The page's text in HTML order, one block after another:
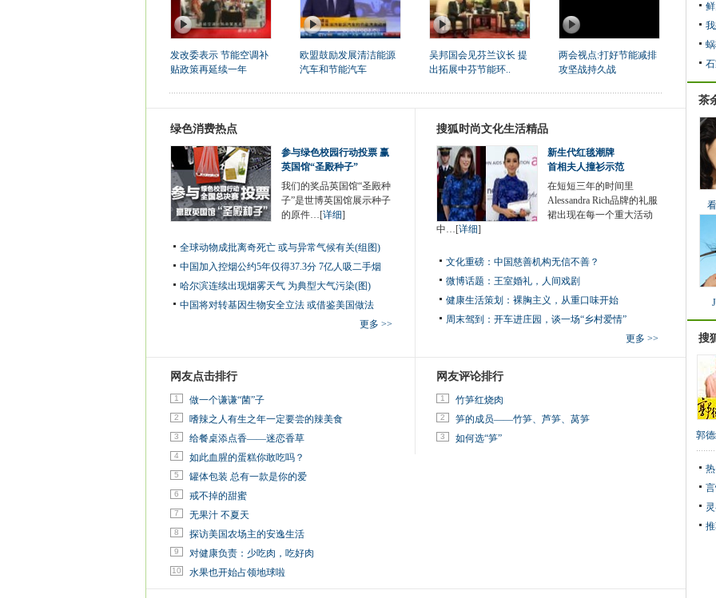
发改委表示 节能空调补
贴政策再延续一年
欧盟鼓励发展清洁能源
汽车和节能汽车
吴邦国会见芬兰议长 提
出拓展中芬节能环..
两会视点:打好节能减排
攻坚战持久战
绿色消费热点
参与绿色校园行动投票 赢
英国馆“圣殿种子”
我们的奖品英国馆“圣殿种
子”是世博英国馆展示种子
的原件…[详细]
全球动物成批离奇死亡 或与异常气候有关(组图)
中国加入控烟公约5年仅得37.3分 7亿人吸二手烟
哈尔滨连续出现烟雾天气 为典型大气污染(图)
中国将对转基因生物安全立法 或借鉴美国做法
更多 >>
搜狐时尚文化生活精品
新生代红毯潮牌
首相夫人撞衫示范
在短短三年的时间里
Alessandra Rich品牌的礼服
裙出现在每一个重大活动
中…[详细]
文化重磅： 中国慈善机构无信不善？
微博话题： 王室婚礼，人间戏剧
健康生活策划： 裸胸主义，从重口味开始
周末驾到： 开车进庄园，谈一场“乡村爱情”
更多 >>
网友点击排行
1 做一个谦谦“菌”子
2 嗜辣之人有生之年一定要尝的辣美食
3 给餐桌添点香——迷恋香草
4 如此血腥的蛋糕你敢吃吗？
5 罐体包装 总有一款是你的爱
6 戒不掉的甜蜜
7 无果汁 不夏天
8 探访美国农场主的安逸生活
9 对健康负责：少吃肉，吃好肉
10 水果也开始占领地球啦
网友评论排行
1 竹笋红烧肉
2 笋的成员——竹笋、芦笋、莴笋
3 如何选“笋”
茶
搜
郭